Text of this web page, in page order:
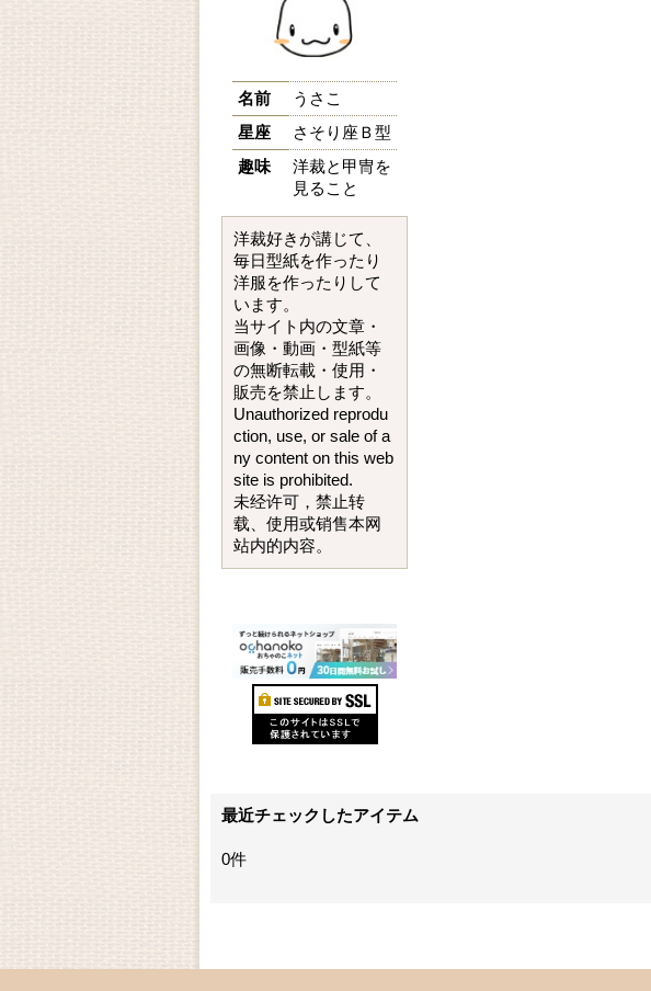
名前
うさこ
星座
さそり座Ｂ型
趣味
洋裁と甲冑を
見ること
洋裁好きが講じて、
毎日型紙を作ったり
洋服を作ったりして
います。
当サイト内の文章・
画像・動画・型紙等
の無断転載・使用・
販売を禁止します。
Unauthorized reprodu
ction, use, or sale of a
ny content on this web
site is prohibited.
未经许可，禁止转
载、使用或销售本网
站内的内容。
最近チェックしたアイテム
0件